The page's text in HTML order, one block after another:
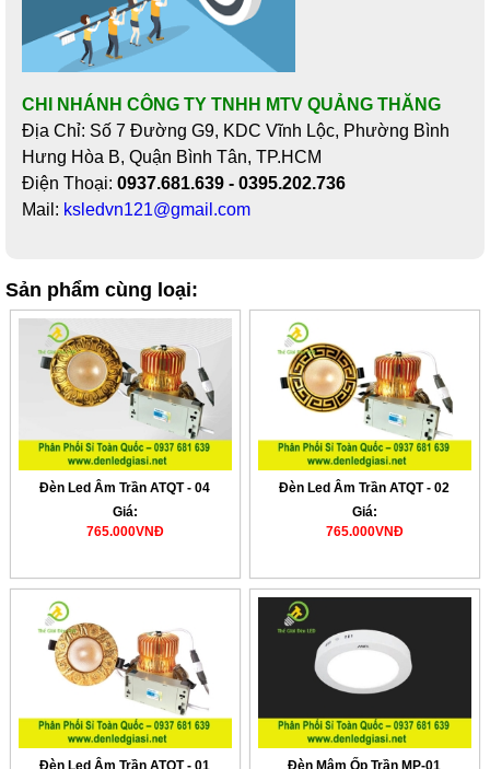
CHI NHÁNH CÔNG TY TNHH MTV QUẢNG THĂNG
Địa Chỉ: Số 7 Đường G9, KDC Vĩnh Lộc, Phường Bình
Hưng Hòa B, Quận Bình Tân, TP.HCM
Điện Thoại: 0937.681.639 - 0395.202.736
Mail: ksledvn121@gmail.com
Sản phẩm cùng loại:
Đèn Led Âm Trần ATQT - 04
Giá:
765.000VNĐ
Đèn Led Âm Trần ATQT - 02
Giá:
765.000VNĐ